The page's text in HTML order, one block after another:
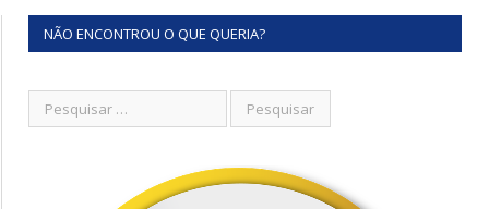
NÃO ENCONTROU O QUE QUERIA?